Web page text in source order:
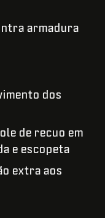
armadura
dos
de recuo em
e escopeta
extra aos